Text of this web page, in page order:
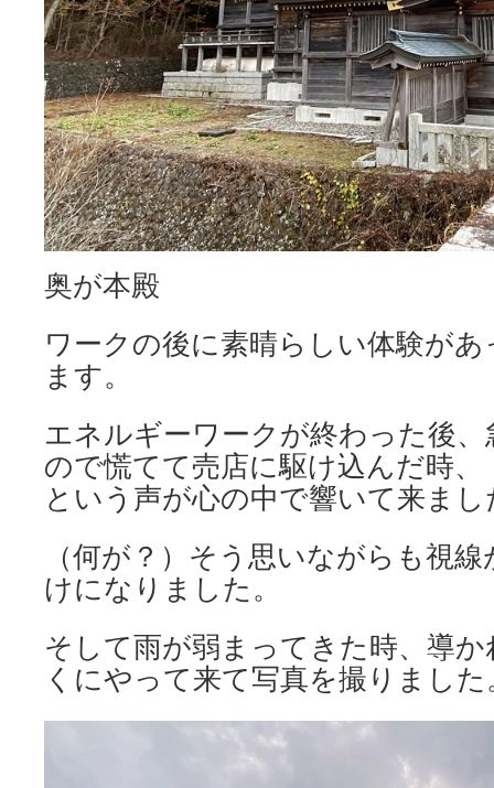
奥が本殿
ワークの後に素晴らしい体験が
ます。
エネルギーワークが終わった後
ので慌てて売店に駆け込んだ時
という声が心の中で響いて来まし
（何が？）そう思いながらも視
けになりました。
そして雨が弱まってきた時、導
くにやって来て写真を撮りました